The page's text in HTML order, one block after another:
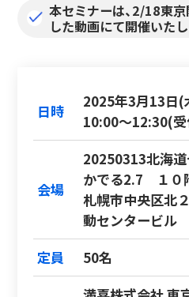
本セミナーは、2/18東
した動画にて開催いたし
日時
2025年3月13日(
10:00～12:30(
会場
20250313北海道
かでる2.7 １０
札幌市中央区北
動センタービル
定員
50名